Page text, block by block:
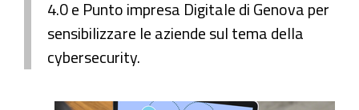
4.0 e Punto impresa Digitale di Genova per
sensibilizzare le aziende sul tema della
cybersecurity.